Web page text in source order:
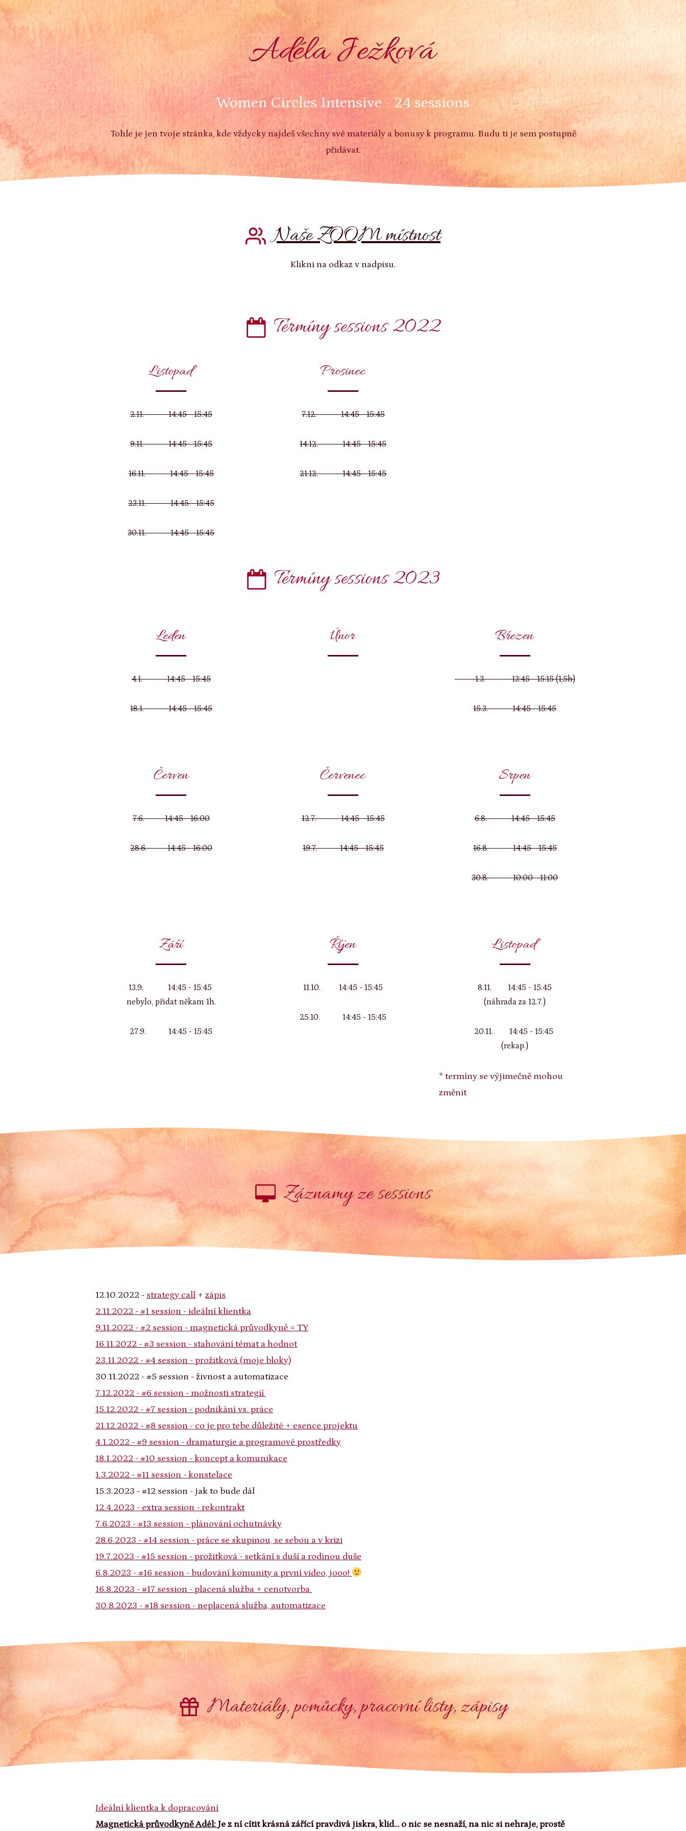
Adéla Ježková
Women Circles Intensive - 24 sessions
Tohle je jen tvoje stránka, kde vždycky najdeš všechny své materiály a bonusy k programu. Budu ti je sem postupně
přidávat.
Naše ZOOM místnost
Klikni na odkaz v nadpisu.
Termíny sessions 2022
Listopad
2.11. 14:45 - 15:45
9.11. 14:45 - 15:45
16.11. 14:45 - 15:45
23.11. 14:45 - 15:45
30.11. 14:45 - 15:45
Prosinec
7.12. 14:45 - 15:45
14.12. 14:45 - 15:45
21.12. 14:45 - 15:45
Termíny sessions 2023
Leden
4.1. 14:45 - 15:45
18.1. 14:45 - 15:45
Únor Březen
1.3. 13:45 - 15:15 (1,5h)
15.3. 14:45 - 15:45
Červen
7.6. 14:45 - 16:00
28.6. 14:45 - 16:00
Červenec
12.7. 14:45 - 15:45
19.7. 14:45 - 15:45
Srpen
6.8. 14:45 - 15:45
16.8. 14:45 - 15:45
30.8. 10:00 - 11:00
Září
13.9. 14:45 - 15:45
nebylo, přidat někam 1h.
27.9. 14:45 - 15:45
Říjen
11.10. 14:45 - 15:45
25.10. 14:45 - 15:45
Listopad
8.11. 14:45 - 15:45
(náhrada za 12.7.)
20.11. 14:45 - 15:45
(rekap.)
* termíny se výjimečně mohou
změnit
Záznamy ze sessions
12.10.2022 - strategy call + zápis
2.11.2022 - #1 session - ideální klientka
9.11.2022 - #2 session - magnetická průvodkyně = TY
16.11.2022 - #3 session - stahování témat a hodnot
23.11.2022 - #4 session - prožitková (moje bloky)
30.11.2022 - #5 session - živnost a automatizace
7.12.2022 - #6 session - možnosti strategií
15.12.2022 - #7 session - podnikání vs. práce
21.12.2022 - #8 session - co je pro tebe důležité + esence projektu
4.1.2022 - #9 session - dramaturgie a programové prostředky
18.1.2022 - #10 session - koncept a komunikace
1.3.2022 - #11 session - konstelace
15.3.2023 - #12 session - jak to bude dál
12.4.2023 - extra session - rekontrakt
7.6.2023 - #13 session - plánování ochutnávky
28.6.2023 - #14 session - práce se skupinou, se sebou a v krizi
19.7.2023 - #15 session - prožitková - setkání s duší a rodinou duše
6.8.2023 - #16 session - budování komunity a první video, jooo!
16.8.2023 - #17 session - placená služba + cenotvorba
30.8.2023 - #18 session - neplacená služba, automatizace
Materiály, pomůcky, pracovní listy, zápisy
Ideální klientka k dopracování
Magnetická průvodkyně Adél: Je z ní cítit krásná zářící pravdivá jiskra, klid… o nic se nesnaží, na nic si nehraje, prostě